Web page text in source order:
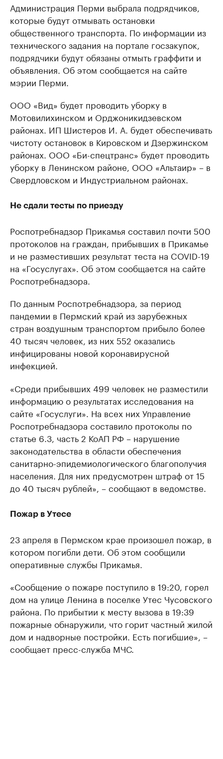
Администрация Перми выбрала подрядчиков,
которые будут отмывать остановки
общественного транспорта. По информации из
технического задания на портале госзакупок,
подрядчики будут обязаны отмыть граффити и
объявления. Об этом сообщается на сайте
мэрии Перми.
ООО «Вид» будет проводить уборку в
Мотовилихинском и Орджоникидзевском
районах. ИП Шистеров И. А. будет обеспечивать
чистоту остановок в Кировском и Дзержинском
районах. ООО «Би-спецтранс» будет проводить
уборку в Ленинском районе, ООО «Альтаир» – в
Свердловском и Индустриальном районах.
Не сдали тесты по приезду
Роспотребнадзор Прикамья составил почти 500
протоколов на граждан, прибывших в Прикамье
и не разместивших результат теста на COVID-19
на «Госуслугах». Об этом сообщается на сайте
Роспотребнадзора.
По данным Роспотребнадзора, за период
пандемии в Пермский край из зарубежных
стран воздушным транспортом прибыло более
40 тысяч человек, из них 552 оказались
инфицированы новой коронавирусной
инфекцией.
«Среди прибывших 499 человек не разместили
информацию о результатах исследования на
сайте «Госуслуги». На всех них Управление
Роспотребнадзора составило протоколы по
статье 6.3, часть 2 КоАП РФ – нарушение
законодательства в области обеспечения
санитарно-эпидемиологического благополучия
населения. Для них предусмотрен штраф от 15
до 40 тысяч рублей», – сообщают в ведомстве.
Пожар в Утесе
23 апреля в Пермском крае произошел пожар, в
котором погибли дети. Об этом сообщили
оперативные службы Прикамья.
«Сообщение о пожаре поступило в 19:20, горел
дом на улице Ленина в поселке Утес Чусовского
района. По прибытии к месту вызова в 19:39
пожарные обнаружили, что горит частный жилой
дом и надворные постройки. Есть погибшие», –
сообщает пресс-служба МЧС.